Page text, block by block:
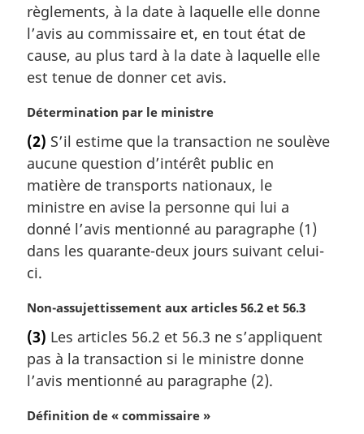
e
:
règlements, à la date à laquelle elle donne
l’avis au commissaire et, en tout état de
cause, au plus tard à la date à laquelle elle
est tenue de donner cet avis.
N
t
e
m
a
g
i
n
l
:
Détermination par le ministre
(2) S’il estime que la transaction ne soulève
aucune question d’intérêt public en
matière de transports nationaux, le
ministre en avise la personne qui lui a
donné l’avis mentionné au paragraphe (1)
dans les quarante-deux jours suivant celui-
ci.
N
t
e
m
r
Non-assujettissement aux articles 56.2 et 56.3
(3) Les articles 56.2 et 56.3 ne s’appliquent
pas à la transaction si le ministre donne
l’avis mentionné au paragraphe (2).
N
Définition de « commissaire »